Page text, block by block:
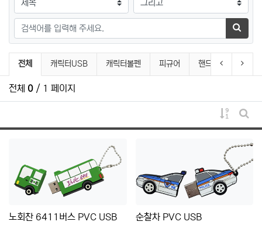
검색어
검색하
PVC캐릭터제품 분류 목록
전체 캐릭터USB 캐릭터볼펜 피규어 핸드폰거치대이전 분류다음
전체 0 / 1 페이지
게시물
게시
노회찬 6411버스 PVC USB 순찰차 PVC USB